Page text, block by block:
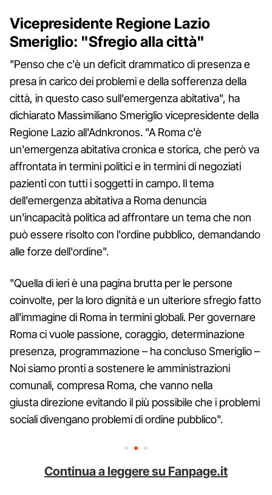
Vicepresidente Regione Lazio
Smeriglio: "Sfregio alla città"
"Penso che c'è un deficit drammatico di presenza e
presa in carico dei problemi e della sofferenza della
città, in questo caso sull'emergenza abitativa", ha
dichiarato Massimiliano Smeriglio vicepresidente della
Regione Lazio all'Adnkronos. "A Roma c'è
un'emergenza abitativa cronica e storica, che però va
affrontata in termini politici e in termini di negoziati
pazienti con tutti i soggetti in campo. Il tema
dell'emergenza abitativa a Roma denuncia
un'incapacità politica ad affrontare un tema che non
può essere risolto con l'ordine pubblico, demandando
alle forze dell'ordine".
"Quella di ieri è una pagina brutta per le persone
coinvolte, per la loro dignità e un ulteriore sfregio fatto
all'immagine di Roma in termini globali. Per governare
Roma ci vuole passione, coraggio, determinazione
presenza, programmazione – ha concluso Smeriglio –
Noi siamo pronti a sostenere le amministrazioni
comunali, compresa Roma, che vanno nella
giusta direzione evitando il più possibile che i problemi
sociali divengano problemi di ordine pubblico".
Continua a leggere su Fanpage.it